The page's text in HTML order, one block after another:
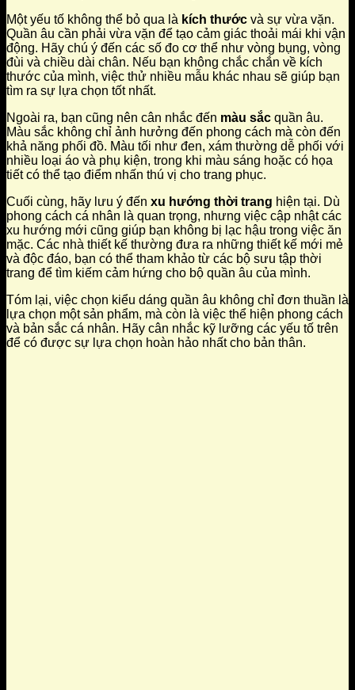
Một yếu tố không thể bỏ qua là kích thước và sự vừa vặn.
Quần âu cần phải vừa vặn để tạo cảm giác thoải mái khi vận
động. Hãy chú ý đến các số đo cơ thể như vòng bụng, vòng
đùi và chiều dài chân. Nếu bạn không chắc chắn về kích
thước của mình, việc thử nhiều mẫu khác nhau sẽ giúp bạn
tìm ra sự lựa chọn tốt nhất.
Ngoài ra, bạn cũng nên cân nhắc đến màu sắc quần âu.
Màu sắc không chỉ ảnh hưởng đến phong cách mà còn đến
khả năng phối đồ. Màu tối như đen, xám thường dễ phối với
nhiều loại áo và phụ kiện, trong khi màu sáng hoặc có họa
tiết có thể tạo điểm nhấn thú vị cho trang phục.
Cuối cùng, hãy lưu ý đến xu hướng thời trang hiện tại. Dù
phong cách cá nhân là quan trọng, nhưng việc cập nhật các
xu hướng mới cũng giúp bạn không bị lạc hậu trong việc ăn
mặc. Các nhà thiết kế thường đưa ra những thiết kế mới mẻ
và độc đáo, bạn có thể tham khảo từ các bộ sưu tập thời
trang để tìm kiếm cảm hứng cho bộ quần âu của mình.
Tóm lại, việc chọn kiểu dáng quần âu không chỉ đơn thuần là
lựa chọn một sản phẩm, mà còn là việc thể hiện phong cách
và bản sắc cá nhân. Hãy cân nhắc kỹ lưỡng các yếu tố trên
để có được sự lựa chọn hoàn hảo nhất cho bản thân.